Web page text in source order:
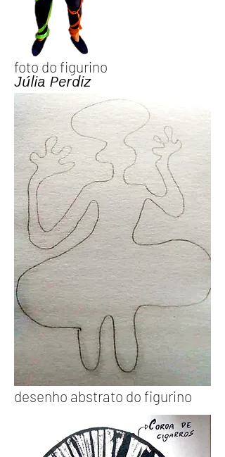
foto do figurino
Júlia Perdiz
desenho abstrato do figurino